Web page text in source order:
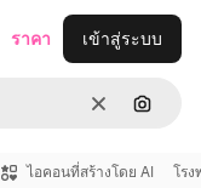
ชัดเจนค้นหา
ราคา เข้าสู่ระบบ
ไอคอนที่สร้างโดย AI โร